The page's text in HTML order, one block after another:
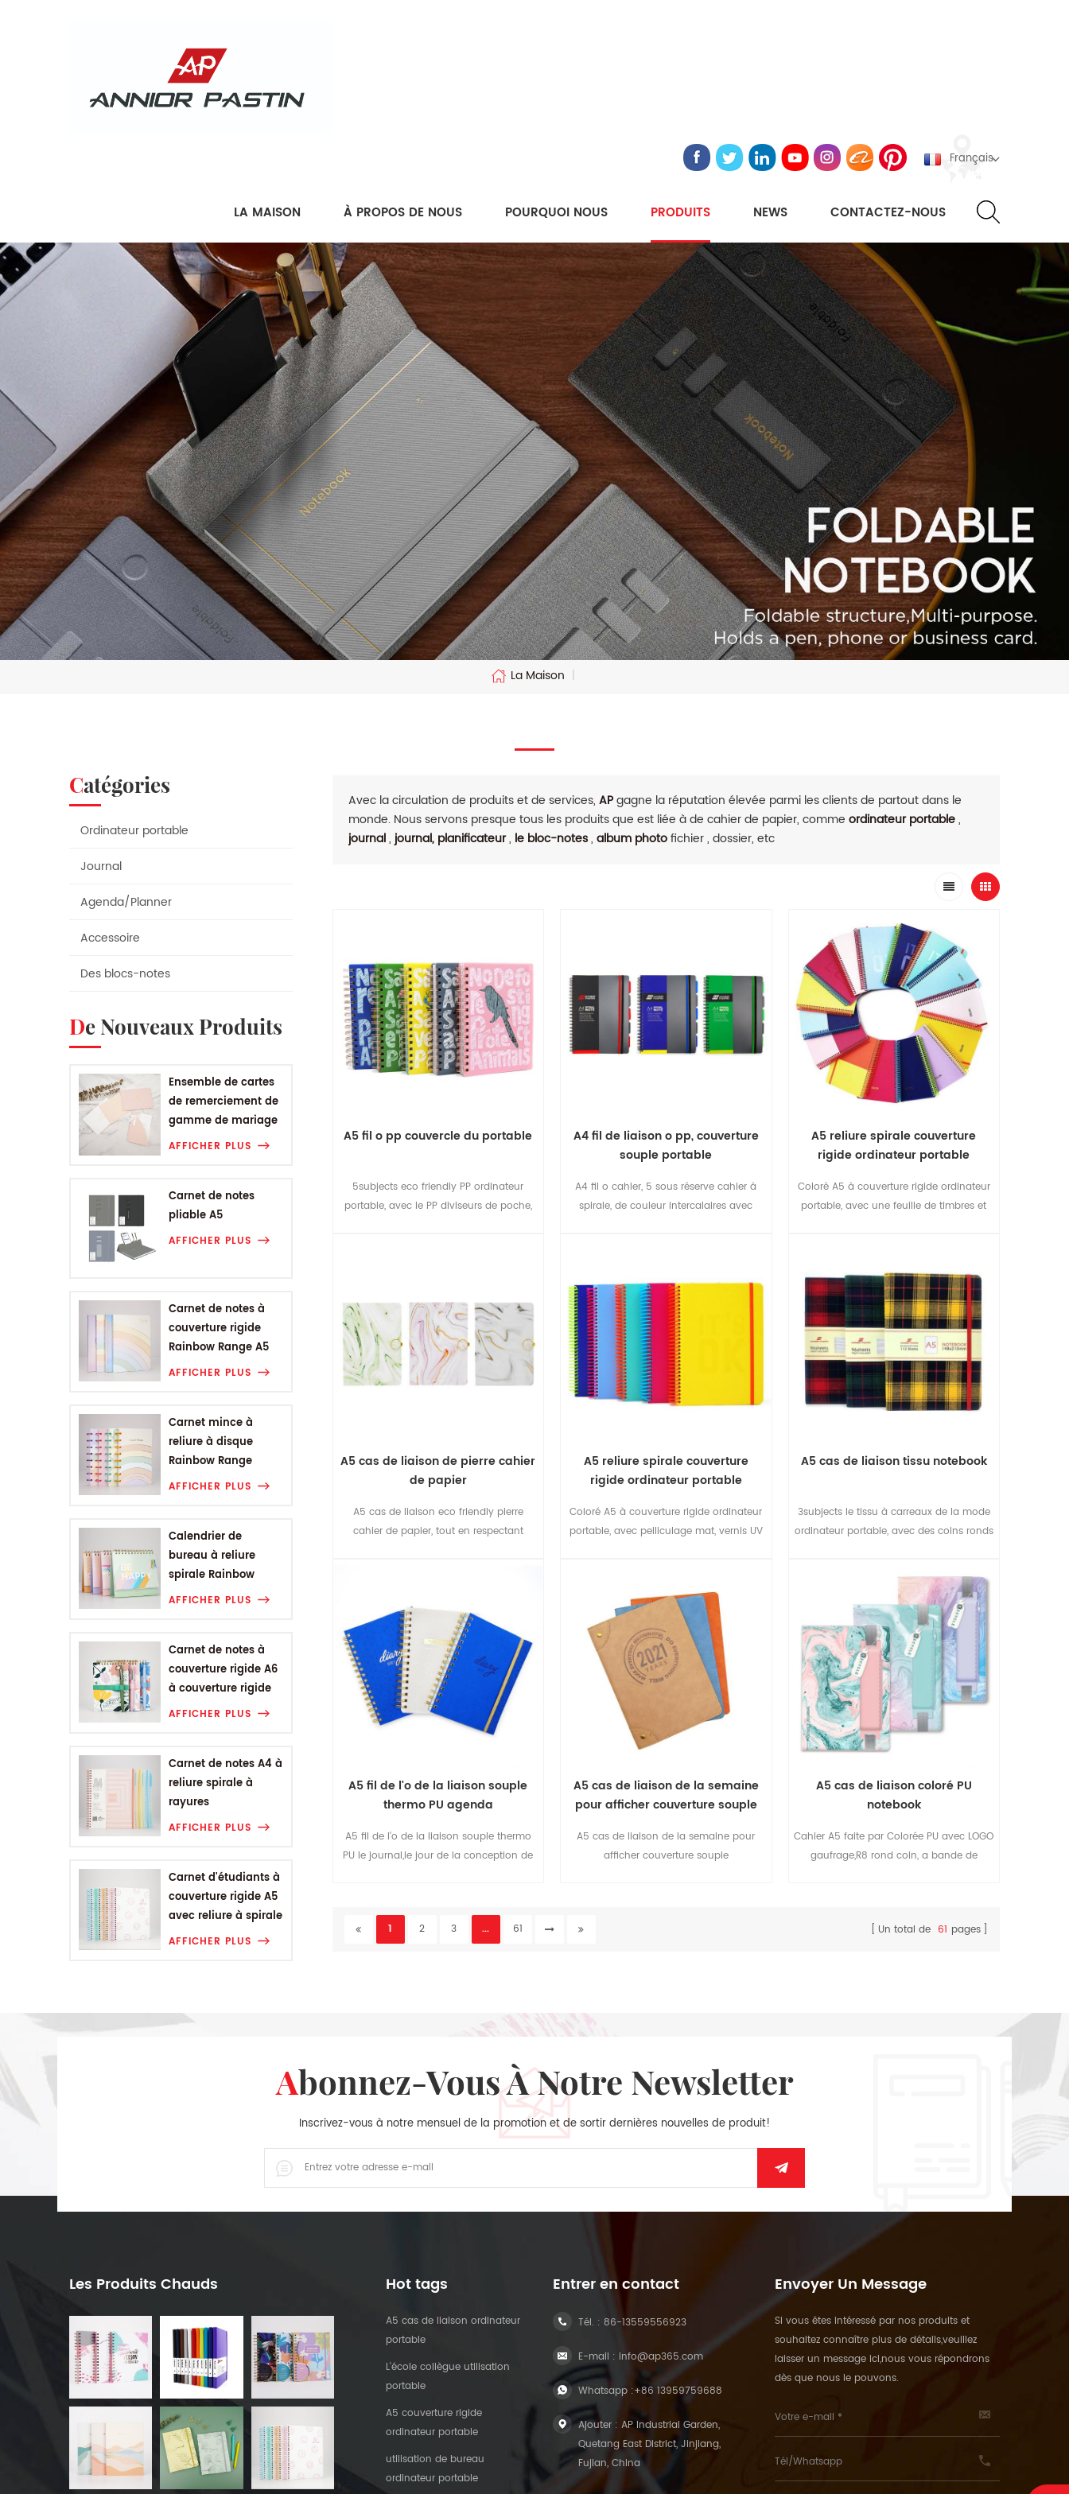
Français
LA MAISON À PROPOS DE NOUS POURQUOI NOUS PRODUITS NEWS CONTACTEZ-NOUS
La Maison |
Catégories
Ordinateur portable
Journal
Agenda/Planner
Accessoire
Des blocs-notes
De Nouveaux Produits
Ensemble de cartes
de remerciement de
gamme de mariage
AFFICHER PLUS
Carnet de notes
pliable A5
AFFICHER PLUS
Carnet de notes à
couverture rigide
Rainbow Range A5
AFFICHER PLUS
Carnet mince à
reliure à disque
Rainbow Range
AFFICHER PLUS
Calendrier de
bureau à reliure
spirale Rainbow
Range
AFFICHER PLUS
Carnet de notes à
couverture rigide A6
à couverture rigide
de la gamme de
AFFICHER PLUS
Carnet de notes A4 à
reliure spirale à
rayures
géométriques
AFFICHER PLUS
Carnet d'étudiants à
couverture rigide A5
avec reliure à spirale
Smiling Range
AFFICHER PLUS
Avec la circulation de produits et de services, APgagne la réputation élevée parmi les clients de partout dans le
monde. Nous servons presque tous les produits que est liée à de cahier de papier, comme ordinateur portable,
journal, journal, planificateur, le bloc-notes, album photofichier , dossier, etc
A5 fil o pp couvercle du portable
5subjects eco friendly PP ordinateur
portable, avec le PP diviseurs de poche,
A4 fil de liaison o pp, couverture
souple portable
A4 fil o cahier, 5 sous réserve cahier à
spirale, de couleur intercalaires avec
revues.
A5 reliure spirale couverture
rigide ordinateur portable
Coloré A5 à couverture rigide ordinateur
portable, avec une feuille de timbres et
A5 cas de liaison de pierre cahier
de papier
A5 cas de liaison eco friendly pierre
cahier de papier, tout en respectant
A5 reliure spirale couverture
rigide ordinateur portable
Coloré A5 à couverture rigide ordinateur
portable, avec pelliculage mat, vernis UV
A5 cas de liaison tissu notebook
3subjects le tissu à carreaux de la mode
ordinateur portable, avec des coins ronds
A5 fil de l'o de la liaison souple
thermo PU agenda
A5 fil de l'o de la liaison souple thermo
PU le journal,le jour de la conception de
A5 cas de liaison de la semaine
pour afficher couverture souple
A5 cas de liaison de la semaine pour
afficher couverture souple
planifier votre travail hebdomadaire
A5 cas de liaison coloré PU
notebook
Cahier A5 faite par Colorée PU avec LOGO
gaufrage,R8 rond coin, a bande de
pendentif.
1 2 3 ... 61 Un total de 61 pages
Abonnez-Vous À Notre Newsletter
Inscrivez-vous à notre mensuel de la promotion et de sortir dernières nouvelles de produit!
Les Produits Chauds Hot tags
A5 cas de liaison ordinateur
portable
L'école collègue utilisation
portable
A5 couverture rigide
ordinateur portable
utilisation de bureau
ordinateur portable
Entrer en contact
Tél. :86-13559556923
E-mail : info@ap365.com
Whatsapp :+86 13959759688
Ajouter : AP Industrial Garden,
Quetang East District, Jinjiang,
Fujian, China
Envoyer Un Message
Si vous êtes intéressé par nos produits et
souhaitez connaître plus de détails,veuillez
laisser un message ici,nous vous répondrons
dès que nous le pouvons.